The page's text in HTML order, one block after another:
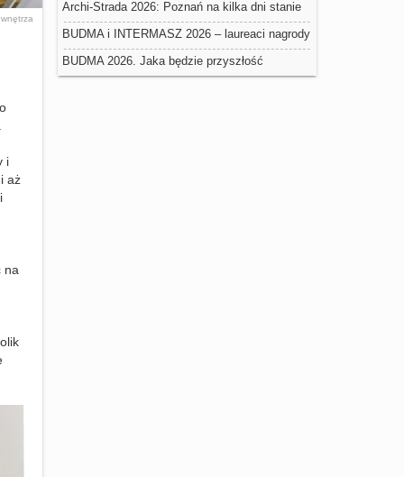
wnętrza
i
aż
na
Archi-Strada 2026: Poznań na kilka dni stanie
się stolicą architektury
BUDMA i INTERMASZ 2026 – laureaci nagrody
Złoty Medal Grupy MTP
BUDMA 2026. Jaka będzie przyszłość
budownictwa w Polsce?